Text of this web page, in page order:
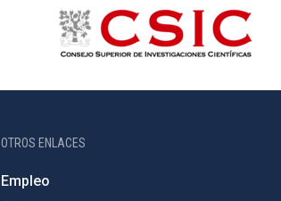
OTROS ENLACES
Empleo